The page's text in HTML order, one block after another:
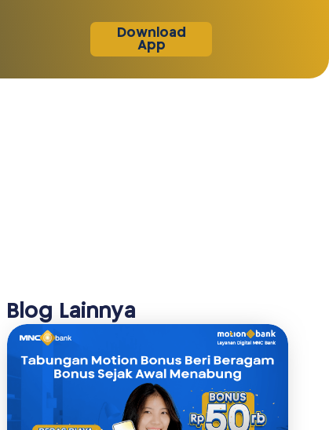
Download
App
Blog Lainnya